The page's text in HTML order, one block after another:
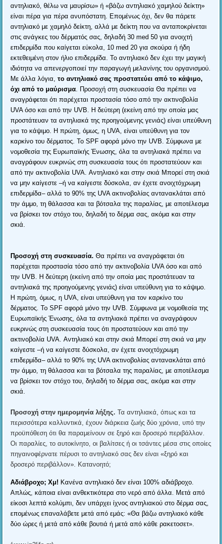
αντηλιακό,θέλω να μαυρίσω» ή «βάζω αντηλιακό χαμηλού δείκτη»
είναι πέρα για πέρα ανυπόστατη. Επομένως όχι,δεν θα πάρετε
αντηλιακό με χαμηλό δείκτη,αλλά με δείκτη που να ανταποκρίνεται
στις ανάγκες του δέρματός σας,δηλαδή 30 med 50για ανοιχτή
επιδερμίδα που καίγεται εύκολα, 10 med 20για σκούρα ή ήδη
εκτεθειμένη στον ήλιο επιδερμίδα.Το αντηλιακό δεν έχει την μαγική
ιδιότητα να απενεργοποιεί την παραγωγή μελανίνης του οργανισμού.
Με άλλα λόγια,το αντηλιακό σας προστατεύει από το κάψιμο,
όχι από το μαύρισμα. Προσοχή στη συσκευασία Θα πρέπει να
αναγράφεται ότι παρέχεται προστασία τόσο από την ακτινοβολία
UVA όσο και από την UVB. Η δεύτερη (εκείνη από την οποία μας
προστάτευαν τα αντηλιακά της προηγούμενης γενιάς)είναι υπεύθυνη
για το κάψιμο. Η πρώτη,όμως,η UVA,είναι υπεύθυνη για τον
καρκίνο του δέρματος.Το SPF αφορά μόνο την UVB.Σύμφωνα με
νομοθεσία της Ευρωπαϊκής Ένωσης,όλα τα αντηλιακά πρέπει να
αναγράφουν ευκρινώς στη συσκευασία τους ότι προστατεύουν και
από την ακτινοβολία UVA.Αντηλιακό και στην σκιά Μπορεί στη σκιά
να μην καίγεστε –ή να καίγεστε δύσκολα,αν έχετε ανοιχτόχρωμη
επιδερμίδα– αλλά το 90%της UVA ακτινοβολίας αντανακλάται από
την άμμο,τη θάλασσα και τα βότσαλα της παραλίας,με αποτέλεσμα
να βρίσκει τον στόχο του,δηλαδή το δέρμα σας,ακόμα και στην
σκιά.
Προσοχή στη συσκευασία. Θα πρέπει να αναγράφεται ότι
παρέχεται προστασία τόσο από την ακτινοβολία UVA όσο και από
την UVB. Η δεύτερη (εκείνη από την οποία μας προστάτευαν τα
αντηλιακά της προηγούμενης γενιάς)είναι υπεύθυνη για το κάψιμο.
Η πρώτη,όμως,η UVA,είναι υπεύθυνη για τον καρκίνο του
δέρματος.Το SPF αφορά μόνο την UVB.Σύμφωνα με νομοθεσία της
Ευρωπαϊκής Ένωσης,όλα τα αντηλιακά πρέπει να αναγράφουν
ευκρινώς στη συσκευασία τους ότι προστατεύουν και από την
ακτινοβολία UVA.Αντηλιακό και στην σκιά Μπορεί στη σκιά να μην
καίγεστε –ή να καίγεστε δύσκολα,αν έχετε ανοιχτόχρωμη
επιδερμίδα– αλλά το 90%της UVA ακτινοβολίας αντανακλάται από
την άμμο,τη θάλασσα και τα βότσαλα της παραλίας,με αποτέλεσμα
να βρίσκει τον στόχο του,δηλαδή το δέρμα σας,ακόμα και στην
σκιά.
Προσοχή στην ημερομηνία λήξης.Τα αντηλιακά,όπως και τα
περισσότερα καλλυντικά,έχουν διάρκεια ζωής δύο χρόνια,υπό την
προϋπόθεση ότι θα παραμείνουν σε ξηρό και δροσερό περιβάλλον.
Οι παραλίες,το αυτοκίνητο,οι βαλίτσες ή οι τσάντες μέσα στις οποίες
πηγαινοφέρνατε πέρυσι το αντηλιακό σας δεν είναι «ξηρό και
δροσερό περιβάλλον». Κατανοητό;
Αδιάβροχο;Χμ! Κανένα αντηλιακό δεν είναι 100%αδιάβροχο.
Απλώς,κάποια είναι ανθεκτικότερα στο νερό από άλλα. Μετά από
είκοσι λεπτά κολύμπι,δεν υπάρχει ίχνος αντηλιακού στο δέρμα σας,
επομένως επαναλάβετε μετά από εμάς:«Θα βάζω αντηλιακό κάθε
δύο ώρες ή μετά από κάθε βουτιά ή μετά από κάθε ρακετοσετ».